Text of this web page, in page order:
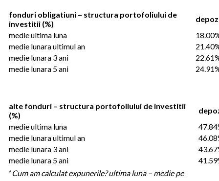
fonduri obligatiuni – structura portofoliului de
investitii (%)
medie ultima luna
medie lunara ultimul an
medie lunara 3 ani
medie lunara 5 ani
alte fonduri – structura portofoliului de investitii
(%)
medie ultima luna
medie lunara ultimul an
medie lunara 3 ani
medie lunara 5 ani
* Cum am calculat expunerile? ultima luna – medie pe